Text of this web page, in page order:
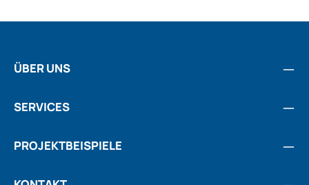
ÜBER UNS
SERVICES
PROJEKTBEISPIELE